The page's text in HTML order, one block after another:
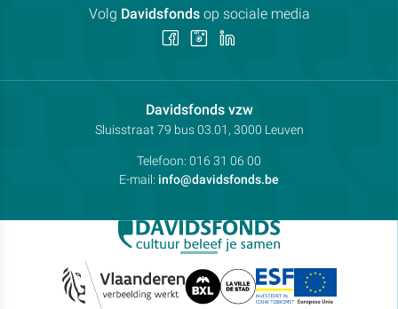
Davidsfonds vzwContactpersoon:
Adres:
Sluisstraat 79 bus 03.01, 3000 Leuven
Telefoon: 016 31 06 00
E-mail: info@davidsfonds.be
Volg Davidsfondsop sociale media
Volg Volg